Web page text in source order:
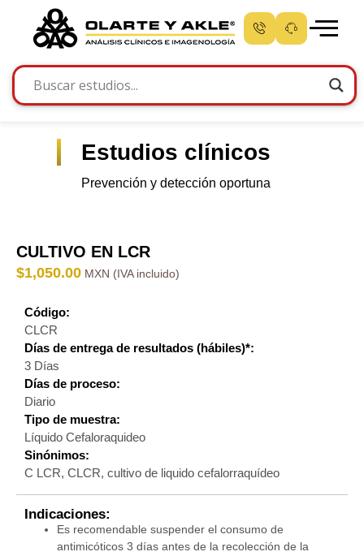
Estudios clínicos
Prevención y detección oportuna
CULTIVO EN LCR
$1,050.00
Código:
CLCR
Días de entrega de resultados (hábiles)*:
3 Días
Días de proceso:
Diario
Tipo de muestra:
Líquido Cefaloraquideo
Sinónimos:
C LCR, CLCR, cultivo de liquido cefalorraquídeo
Indicaciones:
Es recomendable suspender el consumo de
antimicóticos 3 días antes de la recolección de la